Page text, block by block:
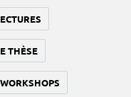
THÈSE